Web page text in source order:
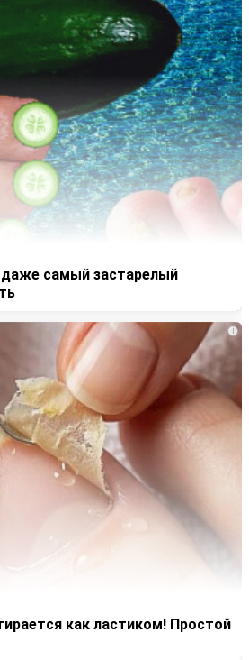
даже самый застарелый
i
как ластиком! Простой